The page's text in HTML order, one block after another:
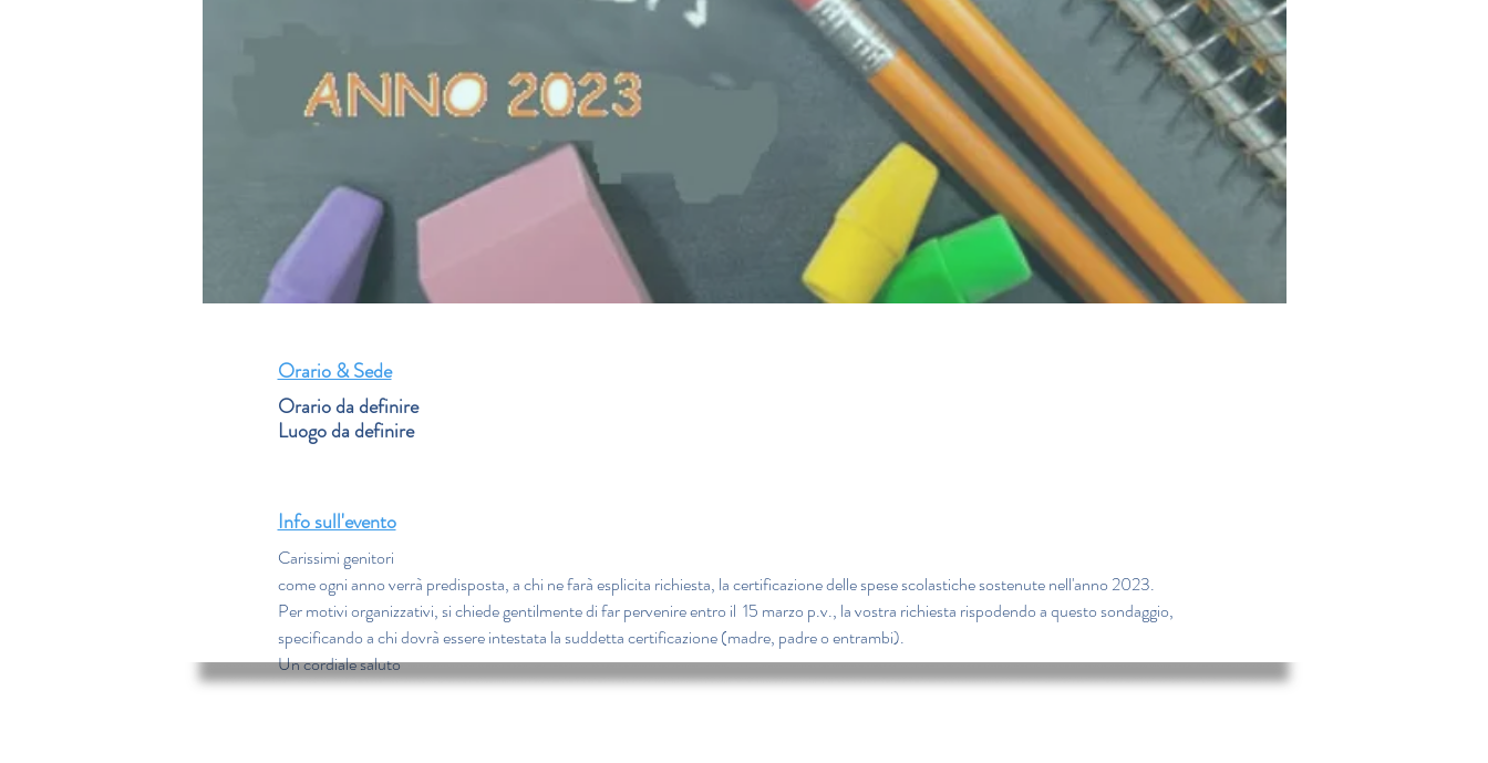
Orario & Sede
Orario da definire
Luogo da definire
Info sull'evento
Carissimi genitori
come ogni anno verrà predisposta, a chi ne farà esplicita richiesta, la certificazione delle spese scolastiche sostenute nell'anno 2023.
Per motivi organizzativi, si chiede gentilmente di far pervenire entro il  15 marzo p.v., la vostra richiesta rispodendo a questo sondaggio,
specificando a chi dovrà essere intestata la suddetta certificazione (madre, padre o entrambi).
Un cordiale saluto